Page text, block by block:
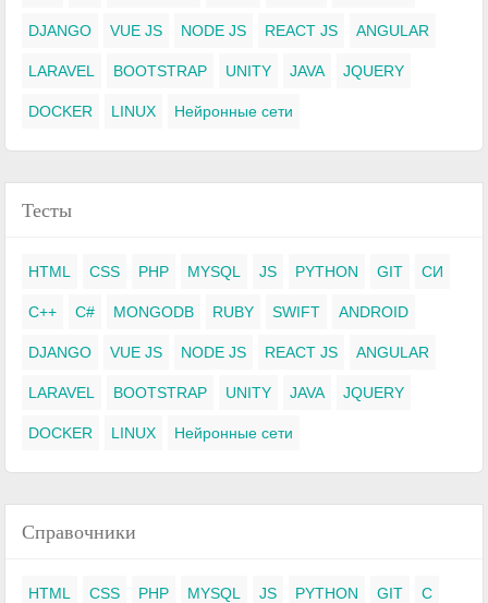
DJANGO VUE JS NODE JS REACT JS ANGULAR
LARAVEL BOOTSTRAP UNITY JAVA JQUERY
DOCKER LINUX Нейронные сети
Тесты
HTML CSS PHP MYSQL JS PYTHON GIT СИ
C++ C# MONGODB RUBY SWIFT ANDROID
DJANGO VUE JS NODE JS REACT JS ANGULAR
LARAVEL BOOTSTRAP UNITY JAVA JQUERY
DOCKER LINUX Нейронные сети
Справочники
HTML CSS PHP MYSQL JS PYTHON GIT C